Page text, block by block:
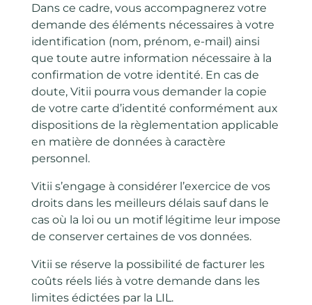
Dans ce cadre, vous accompagnerez votre
demande des éléments nécessaires à votre
identification (nom, prénom, e-mail) ainsi
que toute autre information nécessaire à la
confirmation de votre identité. En cas de
doute, Vitii pourra vous demander la copie
de votre carte d’identité conformément aux
dispositions de la règlementation applicable
en matière de données à caractère
personnel.
Vitii s’engage à considérer l’exercice de vos
droits dans les meilleurs délais sauf dans le
cas où la loi ou un motif légitime leur impose
de conserver certaines de vos données.
Vitii se réserve la possibilité de facturer les
coûts réels liés à votre demande dans les
limites édictées par la LIL.